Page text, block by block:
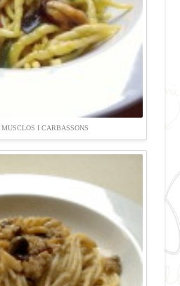
I CARBASSONS